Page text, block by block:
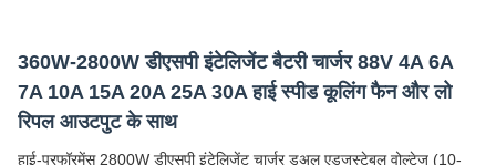
360W-2800W डीएसपी इंटेलिजेंट बैटरी चार्जर 88V 4A 6A
7A 10A 15A 20A 25A 30A हाई स्पीड कूलिंग फैन और लो
रिपल आउटपुट के साथ
हाई-परफॉरमेंस 2800W डीएसपी इंटेलिजेंट चार्जर डुअल एडजस्टेबल वोल्टेज (10-